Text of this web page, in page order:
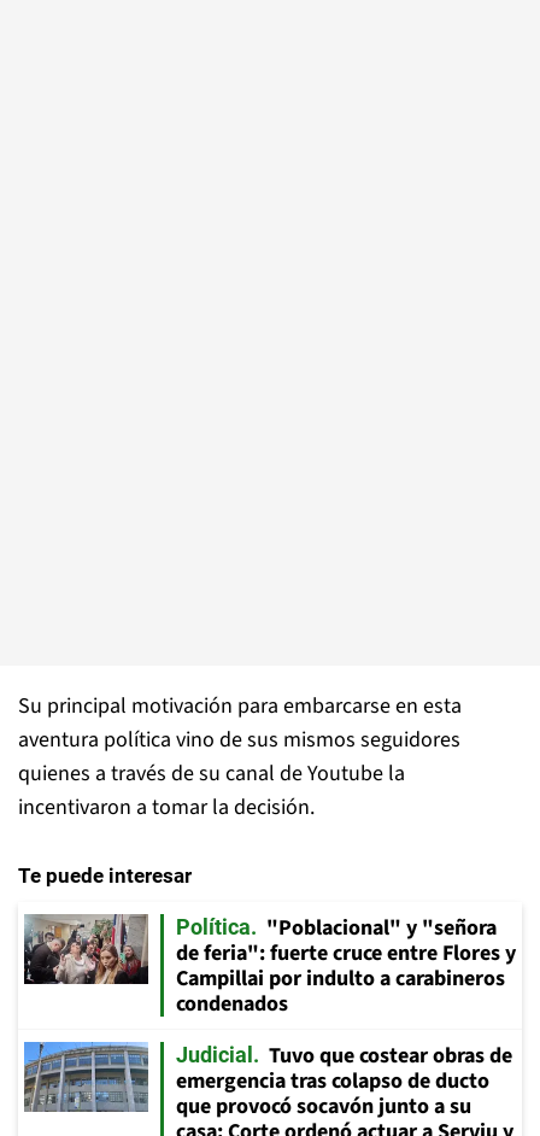
Su principal motivación para embarcarse en esta
aventura política vino de sus mismos seguidores
quienes a través de su canal de Youtube la
incentivaron a tomar la decisión.
Te puede interesar
Política
"Poblacional" y "señora
de feria": fuerte cruce entre Flores y
Campillai por indulto a carabineros
condenados
Judicial
Tuvo que costear obras de
emergencia tras colapso de ducto
que provocó socavón junto a su